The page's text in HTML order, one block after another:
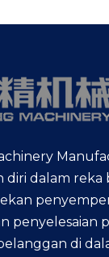
diri dalam reka
penyelesaian
di